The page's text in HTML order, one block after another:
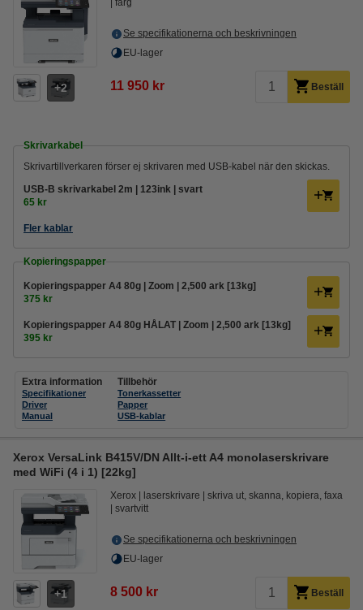
2
färg
Se specifikationerna och beskrivningen
EU-lager
11 950 kr Beställ
Skrivarkabel
Skrivartillverkaren förser ej skrivaren med USB-kabel när den skickas.
USB-B skrivarkabel 2m | 123ink | svart
65 kr
Fler kablar
Kopieringspapper
Kopieringspapper A4 80g | Zoom | 2,500 ark [13kg]
375 kr
Kopieringspapper A4 80g HÅLAT | Zoom | 2,500 ark [13kg]
395 kr
Extra information
Specifikationer
Driver
Manual
Tillbehör
Tonerkassetter
Papper
USB-kablar
Xerox VersaLink B415V/DN Allt-i-ett A4 monolaserskrivare
med WiFi (4 i 1) [22kg]
1
Xerox laserskrivare
skriva ut, skanna, kopiera, faxa
svartvitt
Se specifikationerna och beskrivningen
EU-lager
8 500 kr Beställ